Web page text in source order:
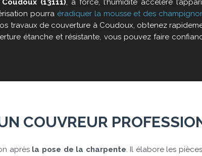
Coudoux (13111), à force, l’humidité accélère
pourra éradiquer la mousse et des
travaux de couverture à Coudoux, obtenez
étanche et résistante, vous pouvez faire
COUVREUR
après la pose de la charpente. Il élabore les